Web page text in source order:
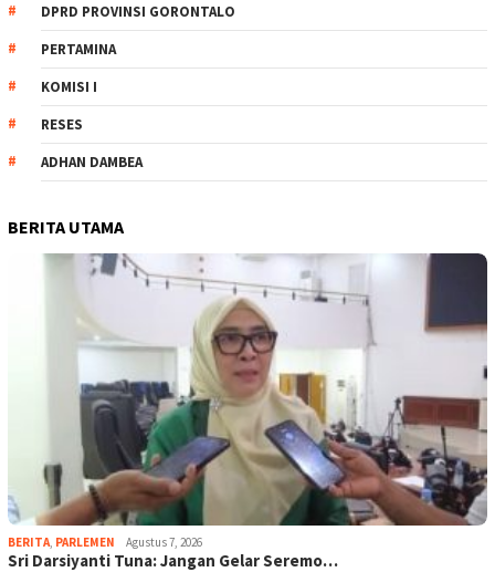
DPRD PROVINSI GORONTALO
PERTAMINA
KOMISI I
RESES
ADHAN DAMBEA
BERITA UTAMA
BERITA, PARLEMEN Agustus 7, 2026
Sri Darsiyanti Tuna: Jangan Gelar Seremo…